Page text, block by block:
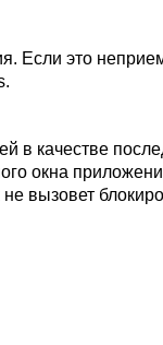
Если это
в качестве
окна
вызовет